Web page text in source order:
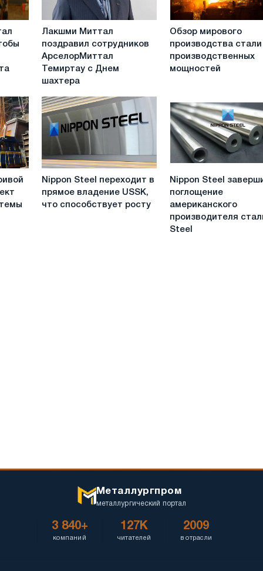
Лакшми
поздравил
сотрудников
АрселорМиттал
Темиртау
с
Днем
шахтера
Лакшми Миттал
поздравил сотрудников
АрселорМиттал
Темиртау с Днем
шахтера
Обзор
мирового
производства
стали
Обзор мирового
производства
производственных
мощностей
Nippon
Steel
переходит
Nippon Steel переходит в
прямое владение USSK,
что способствует росту
Nippon
Steel
завершила
поглощение
американского
Nippon Steel
поглощение
американского
производителя
Steel
Металлургпром
металлургический портал
3 840+
компаний
127K
читателей
2009
в отрасли